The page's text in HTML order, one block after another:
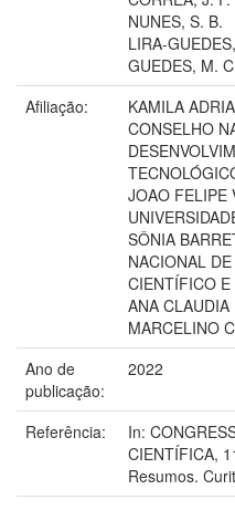
NUNES, S. B.
LIRA-
GUEDES, M.
Afiliação:
KAMILA
CONSELHO
JOAO FELIPE
SÔNIA
NACIONAL
CIENTÍFICO
ANA
MARCELINO
Ano de
publicação:
2022
Referência:
In:
CIENTÍFICA,
Resumos.